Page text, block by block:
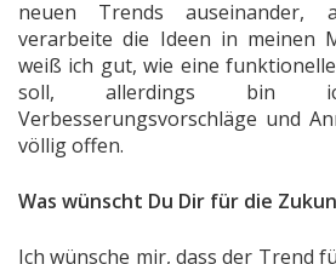
neuen Trends auseinander,
verarbeite die Ideen in meinen
weiß ich gut, wie eine
soll, allerdings bin
Verbesserungsvorschläge und
völlig offen.
Was wünscht Du Dir für die
Ich wünsche mir, dass der Trend